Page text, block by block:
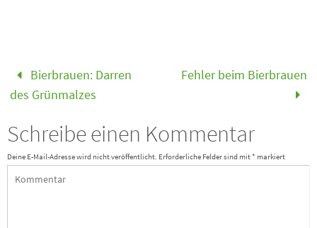
Bierbrauen: Darren
des Grünmalzes
Fehler beim Bierbrauen
Schreibe einen Kommentar
Deine E-Mail-Adresse wird nicht veröffentlicht. Erforderliche Felder sind mit* markiert